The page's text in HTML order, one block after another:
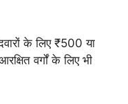
के लिए ₹500 या
वर्गों के लिए भी